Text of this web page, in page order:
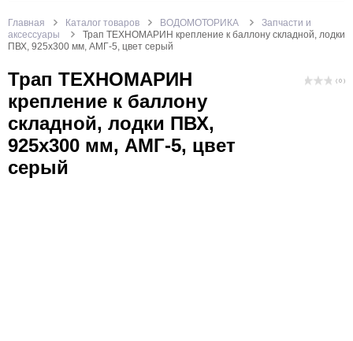
Главная Каталог товаров ВОДОМОТОРИКА
Запчасти и
аксессуары
Трап ТЕХНОМАРИН крепление к баллону складной, лодки
ПВХ, 925x300 мм, АМГ-5, цвет серый
Трап ТЕХНОМАРИН
крепление к баллону
складной, лодки ПВХ,
925x300 мм, АМГ-5, цвет
серый
( 0 )